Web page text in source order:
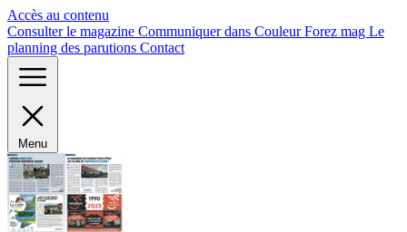
Accès au contenu
Consulter le magazine Communiquer dans Couleur Forez mag Le
planning des parutions Contact
Menu
Panneau de gestion des cookies